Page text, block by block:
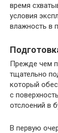
время
условия
влажность в
Прежде чем
тщательно
который
с
отслоений в
В первую